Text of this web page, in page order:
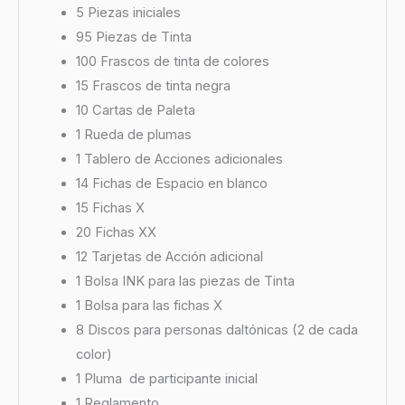
5 Piezas iniciales
95 Piezas de Tinta
100 Frascos de tinta de colores
15 Frascos de tinta negra
10 Cartas de Paleta
1 Rueda de plumas
1 Tablero de Acciones adicionales
14 Fichas de Espacio en blanco
15 Fichas X
20 Fichas XX
12 Tarjetas de Acción adicional
1 Bolsa INK para las piezas de Tinta
1 Bolsa para las fichas X
8 Discos para personas daltónicas (2 de cada
color)
1 Pluma de participante inicial